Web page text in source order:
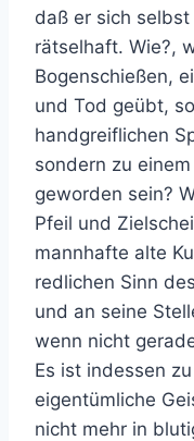
daß er sich
rätselhaft. Wie?,
Bogenschießen,
und Tod geübt,
handgreiflichen
sondern zu
geworden sein?
Pfeil und
mannhafte alte
redlichen Sinn
und an seine
wenn nicht
Es ist indessen
eigentümliche
nicht mehr in